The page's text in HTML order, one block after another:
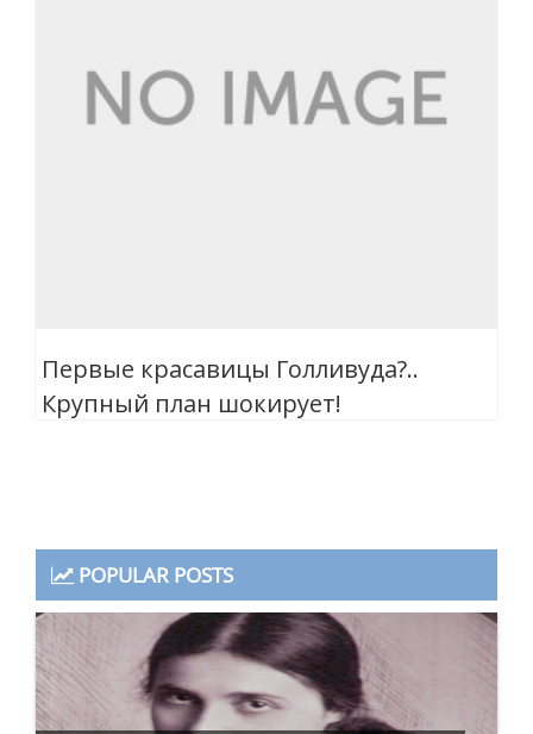
Первые красавицы Голливуда?..
Крупный план шокирует!
POPULAR POSTS